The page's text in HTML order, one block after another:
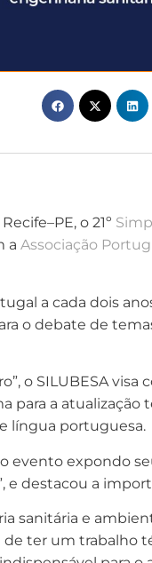
o 21º
a Associação
a cada dois
o debate de
o SILUBESA
para a
língua portuguesa.
evento expondo
destacou a
sanitária e
ter um trabalho